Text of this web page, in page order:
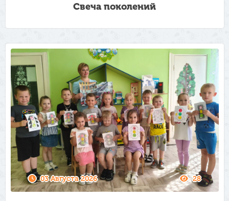
Свеча поколений
03 Августа 2026 28